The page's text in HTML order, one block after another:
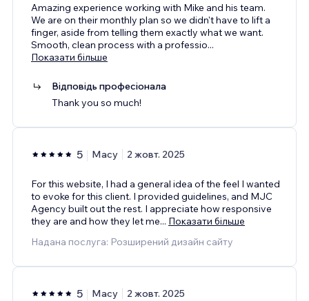
Amazing experience working with Mike and his team.
We are on their monthly plan so we didn't have to lift a
finger, aside from telling them exactly what we want.
Smooth, clean process with a professio...
Показати більше
Відповідь професіонала
Thank you so much!
5 Macy 2 жовт. 2025
For this website, I had a general idea of the feel I wanted
to evoke for this client. I provided guidelines, and MJC
Agency built out the rest. I appreciate how responsive
they are and how they let me... Показати більше
Надана послуга: Розширений дизайн сайту
5 Macy 2 жовт. 2025